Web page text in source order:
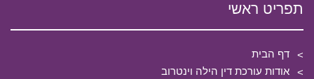
תפריט ראשי
דף הבית
אודות עורכת דין הילה וינטרוב